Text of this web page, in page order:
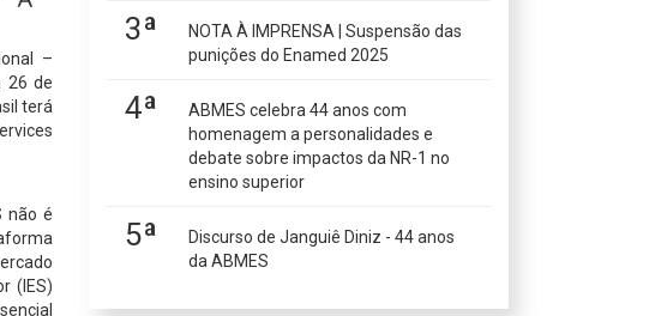
–
26 de
terá
não é
(IES)
3ª
NOTA À IMPRENSA | Suspensão das
punições do Enamed 2025
4ª
ABMES celebra 44 anos com
homenagem a personalidades e
debate sobre impactos da NR-1 no
ensino superior
5ª
Discurso de Janguiê Diniz - 44 anos
da ABMES